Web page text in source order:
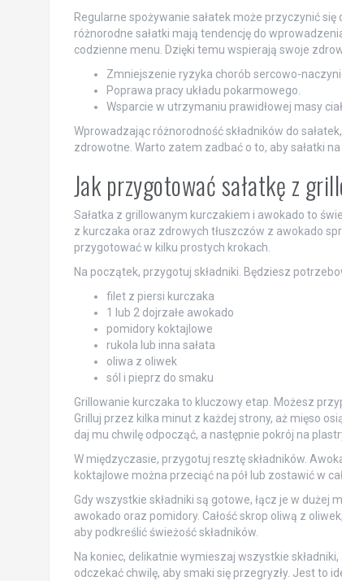
Regularne spożywanie sałatek może przyczynić się
różnorodne sałatki mają tendencję do
codzienne menu. Dzięki temu wspierają swoje
Zmniejszenie ryzyka chorób sercowo-
Poprawa pracy układu pokarmowego.
Wsparcie w utrzymaniu prawidłowej masy
Wprowadzając różnorodność składników do
zdrowotne. Warto zatem zadbać o to, aby sałatki
Jak przygotować sałatkę z
Sałatka z grillowanym kurczakiem i awokado to
z kurczaka oraz zdrowych tłuszczów z awokado
przygotować w kilku prostych krokach.
Na początek, przygotuj składniki. Będziesz
filet z piersi kurczaka
1 lub 2 dojrzałe awokado
pomidory koktajlowe
rukola lub inna sałata
oliwa z oliwek
sól i pieprz do smaku
Grillowanie kurczaka to kluczowy etap. Możesz
Grilluj przez kilka minut z każdej strony, aż mięso
daj mu chwilę odpocząć, a następnie pokrój na
W międzyczasie, przygotuj resztę składników.
koktajlowe można przeciąć na pół lub zostawić w
Gdy wszystkie składniki są gotowe, łącz je w dużej
awokado oraz pomidory. Całość skrop oliwą z
aby podkreślić świeżość składników.
Na koniec, delikatnie wymieszaj wszystkie
odczekać chwilę, aby smaki się przegryzły. Jest to